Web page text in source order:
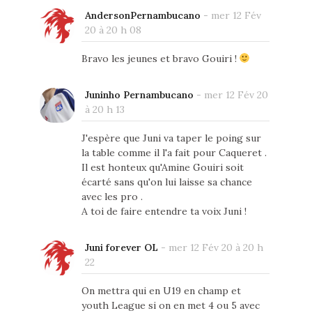
AndersonPernambucano - mer 12 Fév
20 à 20 h 08
Bravo les jeunes et bravo Gouiri !
Juninho Pernambucano - mer 12 Fév 20
à 20 h 13
J'espère que Juni va taper le poing sur
la table comme il l'a fait pour Caqueret .
Il est honteux qu'Amine Gouiri soit
écarté sans qu'on lui laisse sa chance
avec les pro .
A toi de faire entendre ta voix Juni !
Juni forever OL - mer 12 Fév 20 à 20 h
22
On mettra qui en U19 en champ et
youth League si on en met 4 ou 5 avec